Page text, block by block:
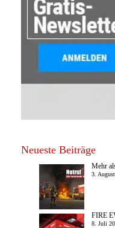
Neueste Beiträge
Mehr
3.
FIRE
8. Juli